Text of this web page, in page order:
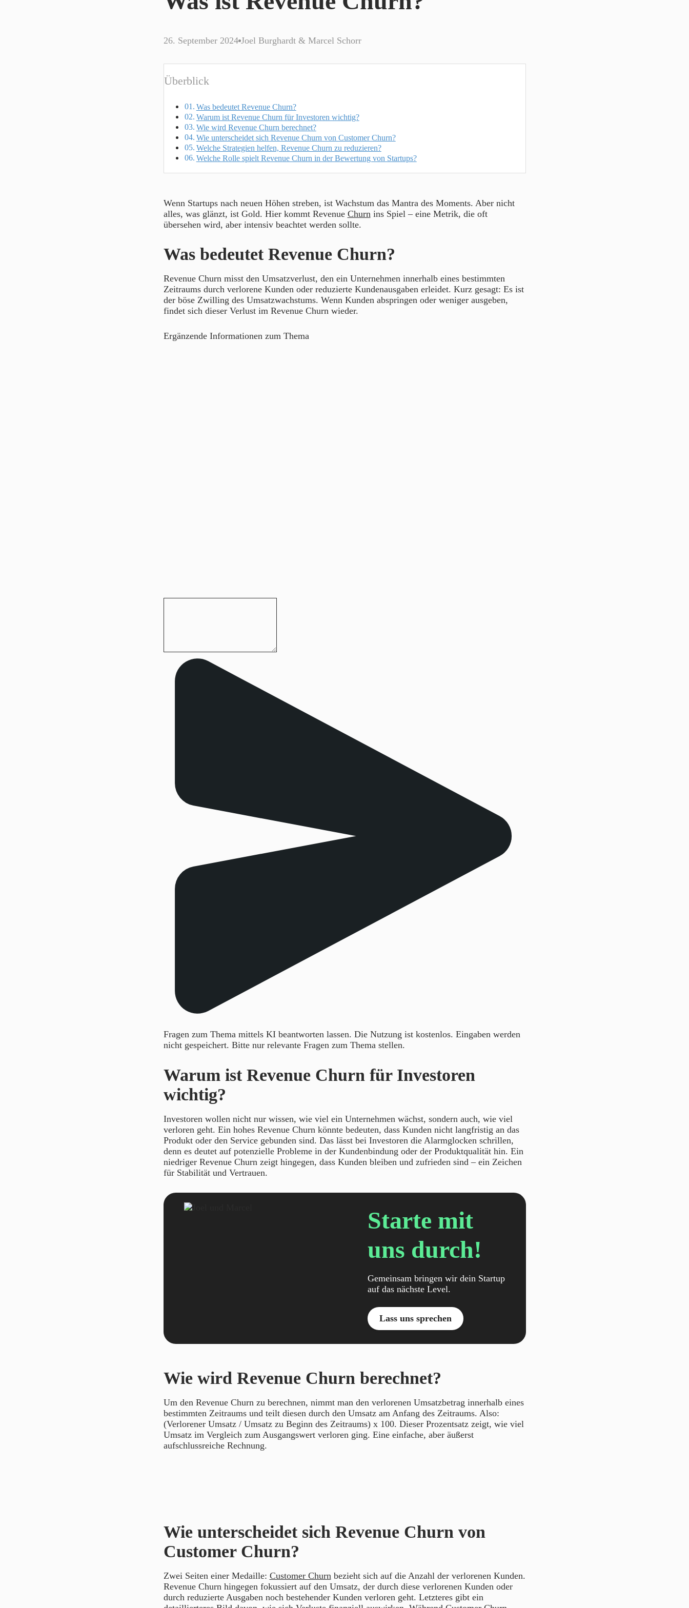
26. September 2024 Joel Burghardt & Marcel Schorr
Überblick
Was bedeutet Revenue Churn?
Warum ist Revenue Churn für Investoren wichtig?
Wie wird Revenue Churn berechnet?
Wie unterscheidet sich Revenue Churn von Customer Churn?
Welche Strategien helfen, Revenue Churn zu reduzieren?
Welche Rolle spielt Revenue Churn in der Bewertung von Startups?
Wenn Startups nach neuen Höhen streben, ist Wachstum das Mantra des Moments. Aber nicht
alles, was glänzt, ist Gold. Hier kommt Revenue Churnins Spiel – eine Metrik, die oft
übersehen wird, aber intensiv beachtet werden sollte.
Was bedeutet Revenue Churn?
Revenue Churn misst den Umsatzverlust, den ein Unternehmen innerhalb eines bestimmten
Zeitraums durch verlorene Kunden oder reduzierte Kundenausgaben erleidet. Kurz gesagt: Es ist
der böse Zwilling des Umsatzwachstums. Wenn Kunden abspringen oder weniger ausgeben,
findet sich dieser Verlust im Revenue Churn wieder.
Ergänzende Informationen zum Thema
Fragen zum Thema mittels KI beantworten lassen. Die Nutzung ist kostenlos. Eingaben werden
nicht gespeichert. Bitte nur relevante Fragen zum Thema stellen.
Warum ist Revenue Churn für Investoren
wichtig?
Investoren wollen nicht nur wissen, wie viel ein Unternehmen wächst, sondern auch, wie viel
verloren geht. Ein hohes Revenue Churn könnte bedeuten, dass Kunden nicht langfristig an das
Produkt oder den Service gebunden sind. Das lässt bei Investoren die Alarmglocken schrillen,
denn es deutet auf potenzielle Probleme in der Kundenbindung oder der Produktqualität hin. Ein
niedriger Revenue Churn zeigt hingegen, dass Kunden bleiben und zufrieden sind – ein Zeichen
für Stabilität und Vertrauen.
Starte mit
uns durch!
Gemeinsam bringen wir dein Startup
auf das nächste Level.
Lass uns sprechen
Wie wird Revenue Churn berechnet?
Um den Revenue Churn zu berechnen, nimmt man den verlorenen Umsatzbetrag innerhalb eines
bestimmten Zeitraums und teilt diesen durch den Umsatz am Anfang des Zeitraums. Also:
(Verlorener Umsatz / Umsatz zu Beginn des Zeitraums) x 100. Dieser Prozentsatz zeigt, wie viel
Umsatz im Vergleich zum Ausgangswert verloren ging. Eine einfache, aber äußerst
aufschlussreiche Rechnung.
Wie unterscheidet sich Revenue Churn von
Customer Churn?
Zwei Seiten einer Medaille: Customer Churnbezieht sich auf die Anzahl der verlorenen Kunden.
Revenue Churn hingegen fokussiert auf den Umsatz, der durch diese verlorenen Kunden oder
durch reduzierte Ausgaben noch bestehender Kunden verloren geht. Letzteres gibt ein